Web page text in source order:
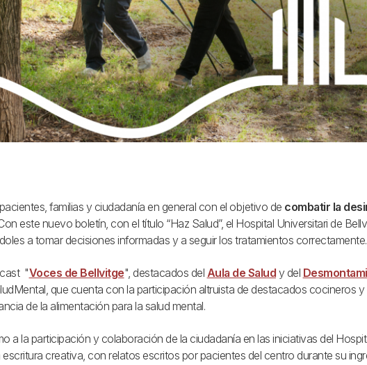
familias y ciudadanía en general con el objetivo de combatir la
este nuevo boletín, con el título “Haz Salud”, el Hospital Universitari de
a tomar decisiones informadas y a seguir los tratamientos correctamente.
"Voces de Bellvitge", destacados del Aula de Salud y del
que cuenta con la participación altruista de destacados cocineros
de la alimentación para la salud mental.
a la participación y colaboración de la ciudadanía en las iniciativas del
creativa, con relatos escritos por pacientes del centro durante su